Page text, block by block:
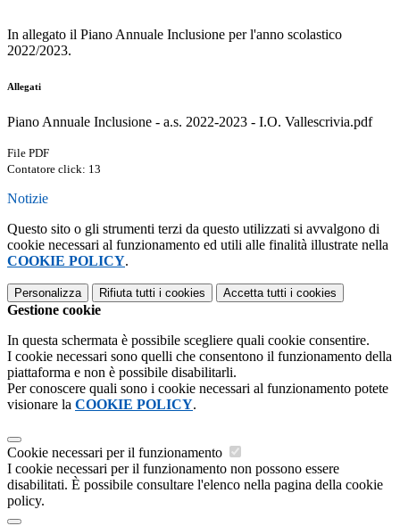
In allegato il Piano Annuale Inclusione per l'anno scolastico
2022/2023.
Allegati
Piano Annuale Inclusione - a.s. 2022-2023 - I.O. Vallescrivia.pdf
File PDF
Contatore click: 13
Notizie
Questo sito o gli strumenti terzi da questo utilizzati si avvalgono di
cookie necessari al funzionamento ed utili alle finalità illustrate nella
COOKIE POLICY.
Personalizza Rifiuta tutti i cookies Accetta tutti i cookies
Gestione cookie
In questa schermata è possibile scegliere quali cookie consentire.
I cookie necessari sono quelli che consentono il funzionamento della
piattaforma e non è possibile disabilitarli.
Per conoscere quali sono i cookie necessari al funzionamento potete
visionare la COOKIE POLICY.
Cookie necessari per il funzionamento
I cookie necessari per il funzionamento non possono essere
disabilitati. È possibile consultare l'elenco nella pagina della cookie
policy.